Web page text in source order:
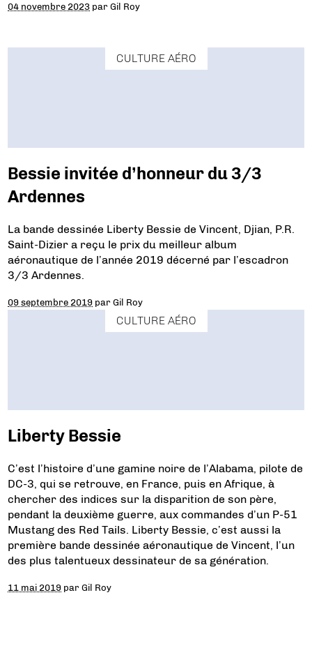
04 novembre 2023 parGil Roy
CULTURE AÉRO
Bessie invitée d’honneur du 3/3
Ardennes
La bande dessinée Liberty Bessie de Vincent, Djian, P.R.
Saint-Dizier a reçu le prix du meilleur album
aéronautique de l’année 2019 décerné par l’escadron
3/3 Ardennes.
09 septembre 2019 parGil Roy
CULTURE AÉRO
Liberty Bessie
C’est l’histoire d’une gamine noire de l’Alabama, pilote de
DC-3, qui se retrouve, en France, puis en Afrique, à
chercher des indices sur la disparition de son père,
pendant la deuxième guerre, aux commandes d’un P-51
Mustang des Red Tails. Liberty Bessie, c’est aussi la
première bande dessinée aéronautique de Vincent, l’un
des plus talentueux dessinateur de sa génération.
11 mai 2019 parGil Roy